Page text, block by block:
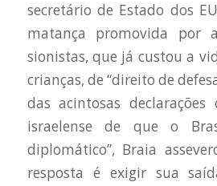
secretário de Estado dos
matança promovida por
sionistas, que já custou a
crianças, de “direito de
das acintosas
israelense de que o
diplomático”, Braia
resposta é exigir sua